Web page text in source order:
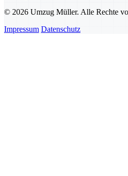
© 2026 Umzug Müller. Alle Rechte
Impressum Datenschutz